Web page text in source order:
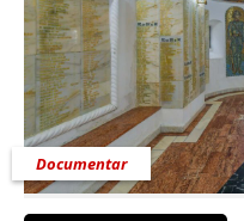
Documentar